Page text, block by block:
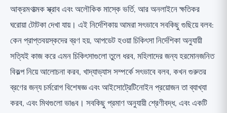
আক্রমণাত্মক স্ক্রাব এবং অলৌকিক মাস্কে ভর্তি, আর অনলাইনে ক্ষতিকর
ঘরোয়া টোটকা দেখা যায়। এই নির্দেশিকায় আমরা সৎভাবে সবকিছু গুছিয়ে বলব:
কেন প্রাপ্তবয়স্কদের ব্রণ হয়, আপডেট হওয়া চিকিৎসা নির্দেশিকা অনুযায়ী
সত্যিই কাজ করে এমন চিকিৎসাগুলো তুলে ধরব, মহিলাদের জন্য হরমোনজনিত
বিকল্প নিয়ে আলোচনা করব, খাদ্যাভ্যাস সম্পর্কে সৎভাবে বলব, কখন গুরুতর
ব্রণের জন্য চর্মরোগ বিশেষজ্ঞ এবং আইসোট্রেটিনোইন প্রয়োজন তা ব্যাখ্যা
করব, এবং মিথগুলো ভাঙব। সবকিছু প্রমাণ অনুযায়ী শ্রেণীবদ্ধ, এবং একটি